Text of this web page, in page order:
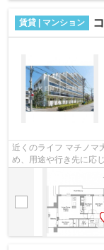
賃貸 | マンション
近くのライフ マチノマ
め、用途や行き先に応
徒歩11分のところに位